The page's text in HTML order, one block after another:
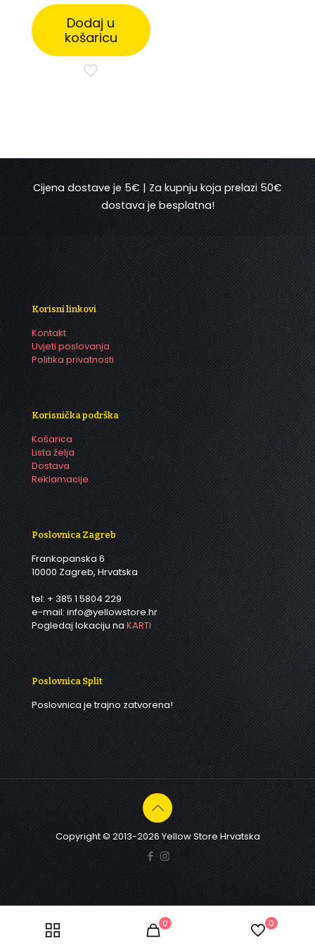
bila
je:
199,00 €.
189,05 €.
Dodaj u
košaricu
Cijena dostave je 5€ | Za kupnju koja prelazi 50€
dostava je besplatna!
Korisni linkovi
Kontakt
Uvjeti poslovanja
Politika privatnosti
Korisnička podrška
Košarica
Lista želja
Dostava
Reklamacije
Poslovnica Zagreb
Frankopanska 6
10000 Zagreb, Hrvatska
tel: + 385 1 5804 229
e-mail: info@yellowstore.hr
Pogledaj lokaciju na KARTI
Poslovnica Split
Poslovnica je trajno zatvorena!
Copyright © 2013-2026 Yellow Store Hrvatska
0 0